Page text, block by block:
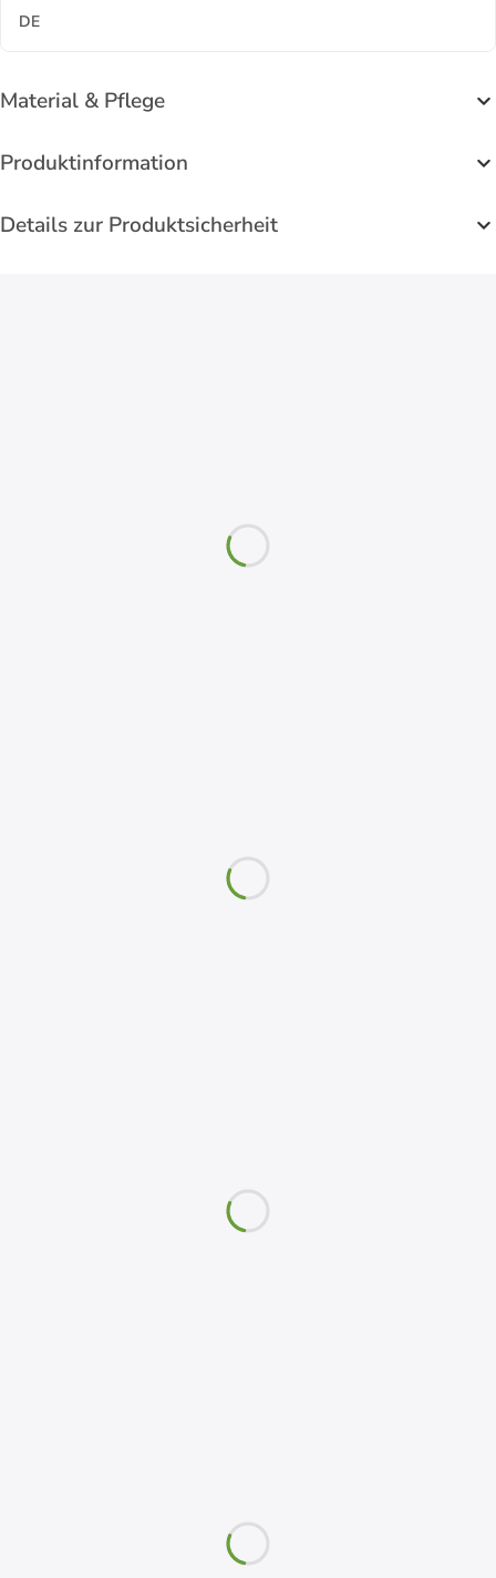
DE
Material & Pflege
Produktinformation
Details zur Produktsicherheit